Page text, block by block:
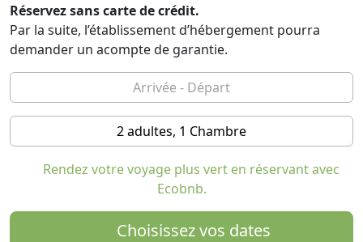
Il y a 4 chambres, chacune avec entrée privée et vue sur
le jardin. Les clients ont un beau jardin, restaurant,
location de vélos, vente de produits agricoles et de la
ferme.
Petit déjeuner € 7,00 par personne, avec gâteaux, pains,
confitures, milk-shakes, des yaourts et biscuits,
l'ensemble de notre production. La salle de petit-
déjeuner est ouverte de 08h30 à 10h30.
Menu complet € 25,00 par personne, avec entrée, plat
principal avec des légumes, des fruits, dessert, eau et
Réservez sans carte de crédit.
Par la suite, l’établissement d’hébergement pourra
demander un acompte de garantie.
2 adultes, 1 Chambre
Rendez votre voyage plus vert en réservant avec
Ecobnb.
Choisissez vos dates